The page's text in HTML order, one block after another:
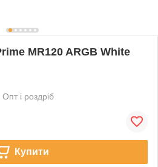
MR120 ARGB White
Опт і роздріб
Купити